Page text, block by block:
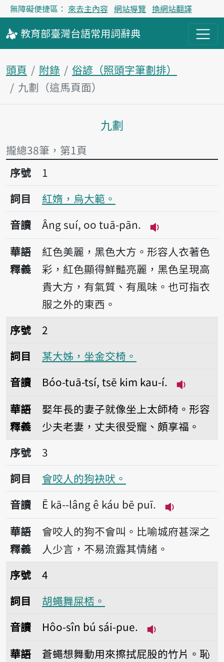
無障礙便捷區： 來去主內容 網站導覽 換網站翻譯
教育部臺灣台語常用詞辭典
頭頁 附錄
俗諺（照頭字筆劃排）
九劃（這馬頁面）
主內容區
九劃
攏總38筆，第1頁
序號1紅媠，烏大範。
序號
1
詞目
紅媠，烏大範。
音讀
Âng suí, oo tuā-pān.
播放音讀Âng
華語
釋義
紅色美麗，黑色大方。形容人衣著色
彩，紅色顯得鮮豔亮麗，黑色呈現高
貴大方，有氣質、有風味。也可指衣
服之外的東西。
序號2某大姊，坐金交椅。
序號
2
詞目
某大姊，坐金交椅。
音讀
Bóo-tuā-tsí, tsē kim kau-í.
華語
釋義
娶年長的妻子就像坐上太師椅。形容
少夫老妻，丈夫很受寵、頗享福。
序號3會咬人的狗袂吠。
序號
3
詞目
會咬人的狗袂吠。
音讀
Ē kā--lâng ê káu bē puī.
播放音讀Ē
華語
釋義
會咬人的狗不會叫。比喻城府甚深之
人少言，不易流露其情緒。
序號4胡蠅舞屎桮。
序號
4
詞目
胡蠅舞屎桮。
音讀
Hôo-sîn bú sái-pue.
華語
蒼蠅想舞動用來擦拭屁股的竹片。恥